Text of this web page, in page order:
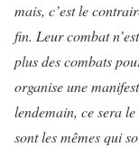
mais, c’est le
fin. Leur combat
plus des combats
organise une
lendemain, ce sera
sont les mêmes qui